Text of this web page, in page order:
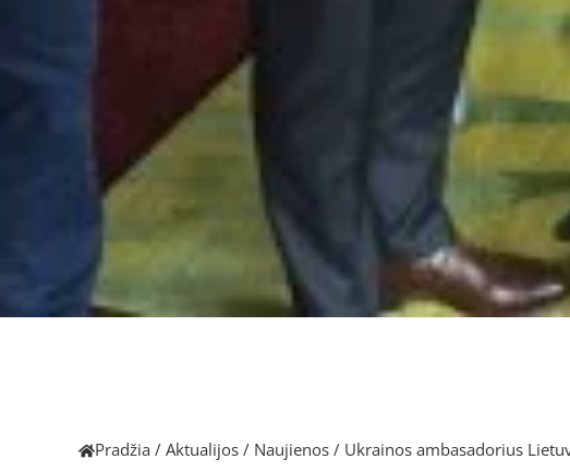
Pradžia / Aktualijos / Naujienos / Ukrainos ambasadorius